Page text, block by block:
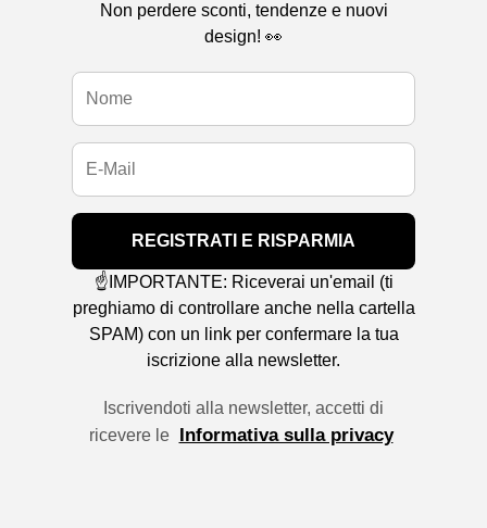
Non perdere sconti, tendenze e nuovi
design! 👀
REGISTRATI E RISPARMIA
☝️IMPORTANTE: Riceverai un'email (ti
preghiamo di controllare anche nella cartella
SPAM) con un link per confermare la tua
iscrizione alla newsletter.
Iscrivendoti alla newsletter, accetti di
ricevere le
Informativa sulla privacy